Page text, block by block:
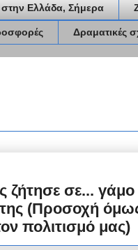
Ελλάδα, Σήμερα
Δραματικές
ζήτησε σε...
(Προσοχή όμως
πολιτισμό μας)